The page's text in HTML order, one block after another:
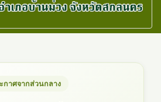
กาศจากส่วนกลาง